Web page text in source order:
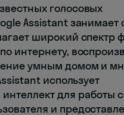
голосовых
Assistant занимает
широкий спектр
интернету,
умным домом и
использует
для работы с
и